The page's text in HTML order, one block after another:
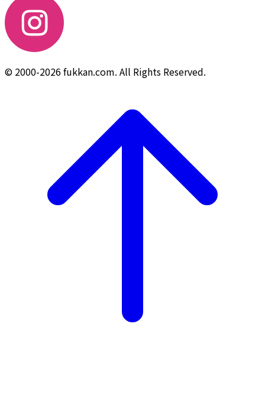
© 2000-2026 fukkan.com. All Rights Reserved.